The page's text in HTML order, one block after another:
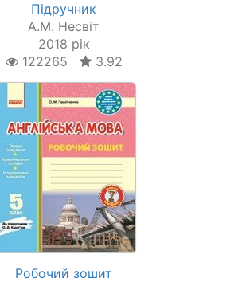
Підручник
А.М. Несвіт
2018 рік
122265
3.92
Робочий зошит